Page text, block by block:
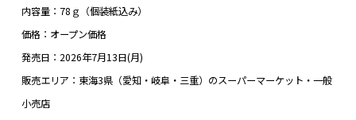
内容量：78ｇ（個装紙込み）
価格：オープン価格
発売日：2026年7月13日(月)
販売エリア：東海3県（愛知・岐阜・三重）のスーパーマーケット・一般
小売店